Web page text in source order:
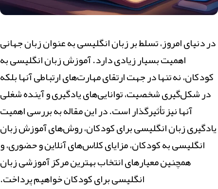
در دنیای امروز، تسلط بر زبان انگلیسی به عنوان زبان جهانی
اهمیت بسیار زیادی دارد. آموزش زبان انگلیسی به
کودکان، نه تنها در جهت ارتقای مهارت‌های ارتباطی آنها بلکه
در شکل‌گیری شخصیت، توانایی‌های یادگیری و آینده شغلی
آنها نیز تأثیرگذار است. در این مقاله به بررسی اهمیت
یادگیری زبان انگلیسی برای کودکان، روش‌های آموزش زبان
انگلیسی به کودکان، مزایای کلاس‌های آنلاین و حضوری، و
همچنین معیارهای انتخاب بهترین مرکز آموزشی زبان
انگلیسی برای کودکان خواهیم پرداخت.